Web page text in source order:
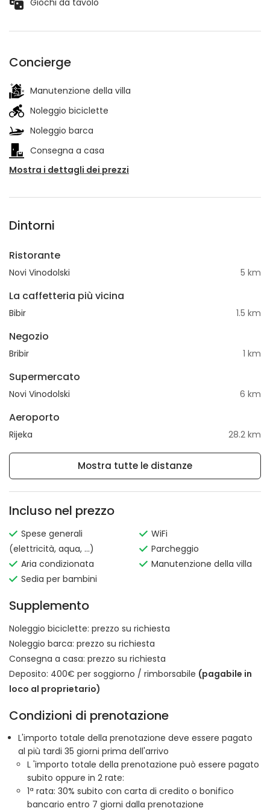
Giochi da tavolo
Concierge
Manutenzione della villa
Noleggio biciclette
Noleggio barca
Consegna a casa
Mostra i dettagli dei prezzi
Dintorni
Ristorante
Novi Vinodolski 5 km
La caffetteria più vicina
Bibir 1.5 km
Negozio
Bribir 1 km
Supermercato
Novi Vinodolski 6 km
Aeroporto
Rijeka 28.2 km
Mostra tutte le distanze
Incluso nel prezzo
Spese generali
(elettricità, aqua, ...)
Aria condizionata
Sedia per bambini
WiFi
Parcheggio
Manutenzione della villa
Supplemento
Noleggio biciclette: prezzo su richiesta
Noleggio barca: prezzo su richiesta
Consegna a casa: prezzo su richiesta
Deposito: 400€ per soggiorno / rimborsabile (pagabile in
loco al proprietario)
Condizioni di prenotazione
L'importo totale della prenotazione deve essere pagato
al più tardi 35 giorni prima dell'arrivo
L 'importo totale della prenotazione può essere pagato
subito oppure in 2 rate:
1ª rata: 30% subito con carta di credito o bonifico
bancario entro 7 giorni dalla prenotazione